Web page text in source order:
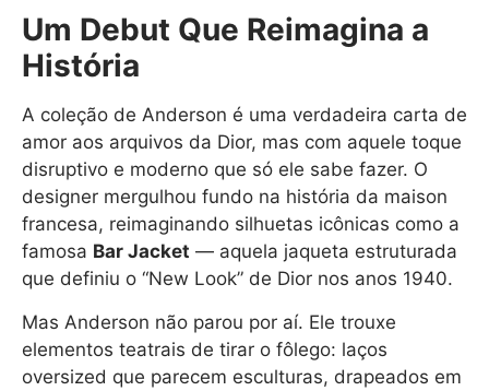
Um Debut Que Reimagina a
História
A coleção de Anderson é uma verdadeira carta de
amor aos arquivos da Dior, mas com aquele toque
disruptivo e moderno que só ele sabe fazer. O
designer mergulhou fundo na história da maison
francesa, reimaginando silhuetas icônicas como a
famosa Bar Jacket — aquela jaqueta estruturada
que definiu o “New Look” de Dior nos anos 1940.
Mas Anderson não parou por aí. Ele trouxe
elementos teatrais de tirar o fôlego: laços
oversized que parecem esculturas, drapeados em